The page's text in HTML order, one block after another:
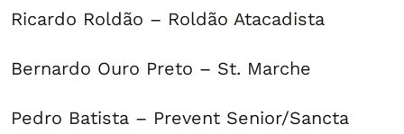
Ricardo Roldão – Roldão Atacadista
Bernardo Ouro Preto – St. Marche
Pedro Batista – Prevent Senior/Sancta